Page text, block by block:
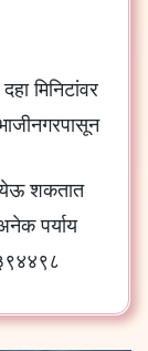
दहा मिनिटांवर
शकतात
पर्याय